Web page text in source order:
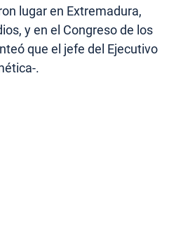
lugar en Extremadura,
y en el Congreso de los
que el jefe del Ejecutivo
.